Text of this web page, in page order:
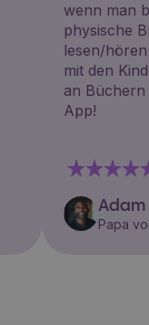
wenn man
physische
lesen/
mit den
an Büchern
App!
Adam
Papa